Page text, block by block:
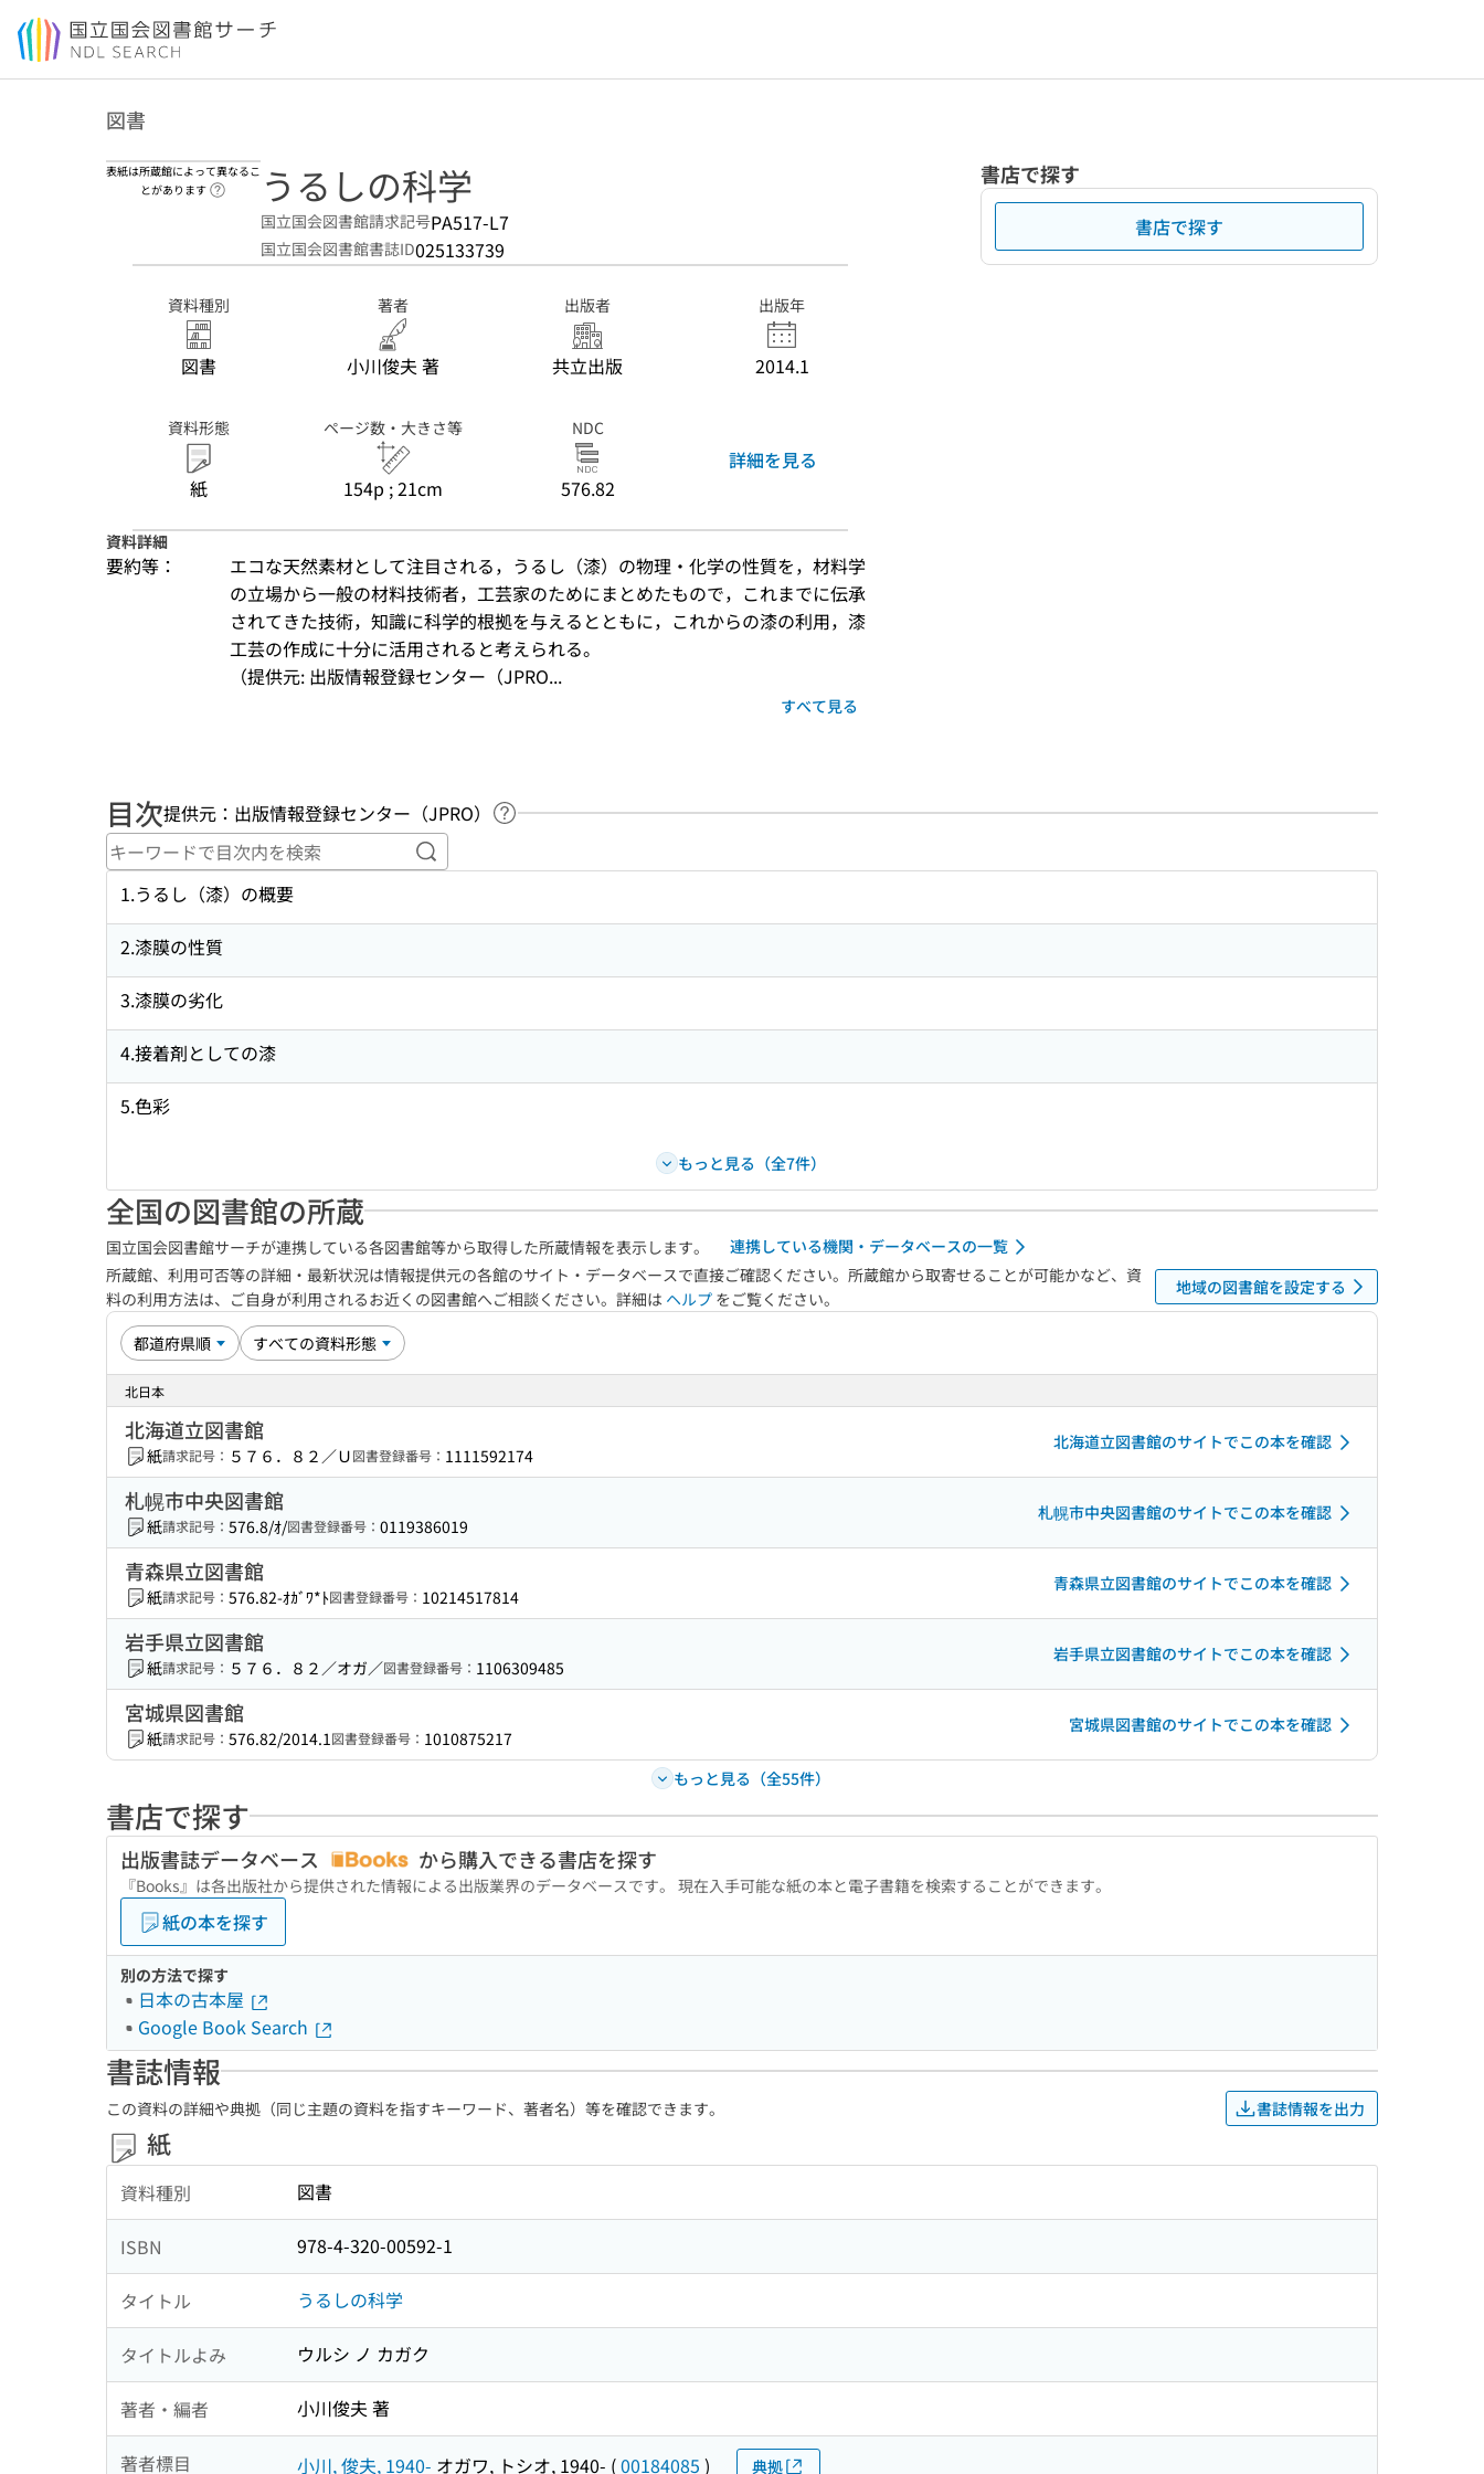
本文へ移動
図書
表紙は所蔵館によって異なるこ
とがあります
ヘルプページへのリンク
うるしの科学
国立国会図書館請求記号PA517-L7
国立国会図書館書誌ID025133739
資料種別
図書
著者
小川俊夫 著
出版者
共立出版
出版年
2014.1
資料形態
紙
ページ数・大きさ等
154p ; 21cm
NDC
576.82
詳細を見る
資料詳細
要約等：
エコな天然素材として注目される，うるし（漆）の物理・化学の性質を，材料学
の立場から一般の材料技術者，工芸家のためにまとめたもので，これまでに伝承
されてきた技術，知識に科学的根拠を与えるとともに，これからの漆の利用，漆
工芸の作成に十分に活用されると考えられる。
（提供元: 出版情報登録センター（JPRO...
すべて見る
書店で探す
書店で探す
目次提供元：出版情報登録センター（JPRO）
ヘルプページへのリンク
キーワードで目次内を検索
1.うるし（漆）の概要
2.漆膜の性質
3.漆膜の劣化
4.接着剤としての漆
5.色彩
もっと見る（全7件）
全国の図書館の所蔵
国立国会図書館サーチが連携している各図書館等から取得した所蔵情報を表示します。
連携している機関・データベースの一覧
所蔵館、利用可否等の詳細・最新状況は情報提供元の各館のサイト・データベースで直接ご確認ください。所蔵館から取寄せることが可能かなど、資
料の利用方法は、ご自身が利用されるお近くの図書館へご相談ください。詳細は ヘルプ をご覧ください。
地域の図書館を設定する
北日本
北海道立図書館
紙請求記号： ５７６．８２／Ｕ図書登録番号： 1111592174
北海道立図書館のサイトでこの本を確認
札幌市中央図書館
紙請求記号： 576.8/ｵ/図書登録番号： 0119386019
札幌市中央図書館のサイトでこの本を確認
青森県立図書館
紙請求記号： 576.82-ｵｶﾞﾜ*ﾄ図書登録番号： 10214517814
青森県立図書館のサイトでこの本を確認
岩手県立図書館
紙請求記号： ５７６．８２／オガ／図書登録番号： 1106309485
岩手県立図書館のサイトでこの本を確認
宮城県図書館
紙請求記号： 576.82/2014.1図書登録番号： 1010875217
宮城県図書館のサイトでこの本を確認
もっと見る（全55件）
書店で探す
出版書誌データベース から購入できる書店を探す
『Books』は各出版社から提供された情報による出版業界のデータベースです。 現在入手可能な紙の本と電子書籍を検索することができます。
紙の本を探す
別の方法で探す
日本の古本屋
Google Book Search
書誌情報
この資料の詳細や典拠（同じ主題の資料を指すキーワード、著者名）等を確認できます。 書誌情報を出力
紙
資料種別 図書
ISBN 978-4-320-00592-1
タイトル うるしの科学
タイトルよみ ウルシ ノ カガク
著者・編者 小川俊夫 著
著者標目 小川, 俊夫, 1940- オガワ, トシオ, 1940- (00184085 ) 典拠